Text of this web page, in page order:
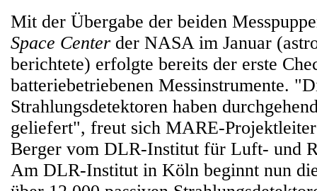
Mit der Übergabe der beiden
Space Center der NASA im Januar
berichtete) erfolgte bereits der erste
batteriebetriebenen Messinstrumente.
Strahlungsdetektoren haben
geliefert", freut sich MARE-
Berger vom DLR-Institut für Luft- und
Am DLR-Institut in Köln beginnt nun